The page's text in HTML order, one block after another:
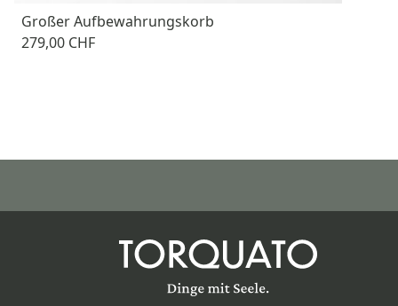
Großer Aufbewahrungskorb
279,00 CHF